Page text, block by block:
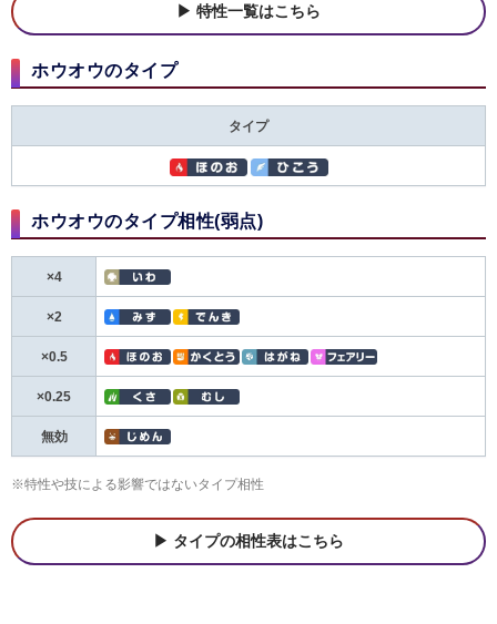
特性一覧はこちら
ホウオウのタイプ
タイプ
ホウオウのタイプ相性(弱点)
×4
×2
×0.5
×0.25
無効
※特性や技による影響ではないタイプ相性
タイプの相性表はこちら